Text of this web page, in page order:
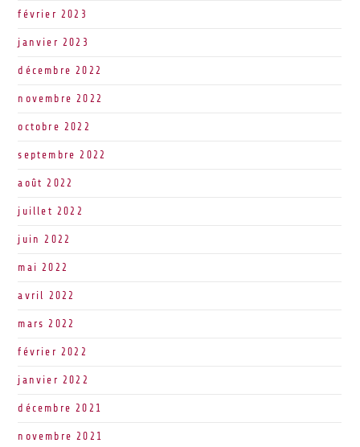
février 2023
janvier 2023
décembre 2022
novembre 2022
octobre 2022
septembre 2022
août 2022
juillet 2022
juin 2022
mai 2022
avril 2022
mars 2022
février 2022
janvier 2022
décembre 2021
novembre 2021